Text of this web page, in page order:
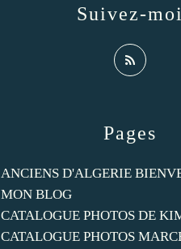
Pages
ANCIENS D'ALGERIE
MON BLOG
CATALOGUE PHOTOS DE
CATALOGUE PHOTOS
Suivez-moi